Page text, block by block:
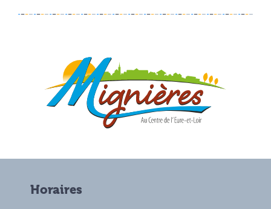
Horaires